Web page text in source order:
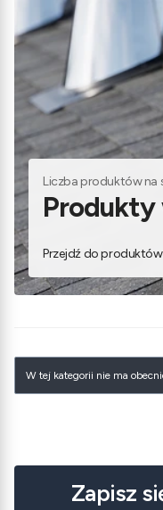
Liczba produktów na
Przejdź do produktów
W tej kategorii nie ma
Zapisz